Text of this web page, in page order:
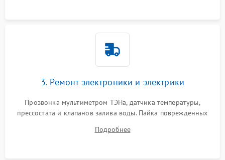
3. Ремонт электроники и электрики
Прозвонка мультиметром ТЭНа, датчика температуры,
прессостата и клапанов залива воды. Пайка поврежденных
Восстановление целостности проводки и контактов.
Подробнее